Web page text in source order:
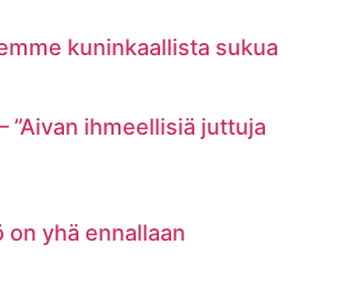
kuninkaallista sukua
ihmeellisiä juttuja
on yhä ennallaan